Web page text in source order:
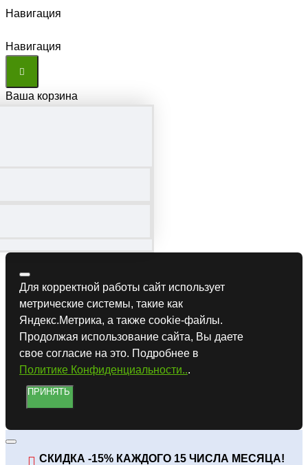
Навигация
Навигация
Ваша корзина
Для корректной работы сайт использует
метрические системы, такие как
Яндекс.Метрика, а также cookie-файлы.
Продолжая использование сайта, Вы даете
свое согласие на это. Подробнее в
Политике Конфиденциальности...
ПРИНЯТЬ
СКИДКА -15% КАЖДОГО 15 ЧИСЛА МЕСЯЦА!